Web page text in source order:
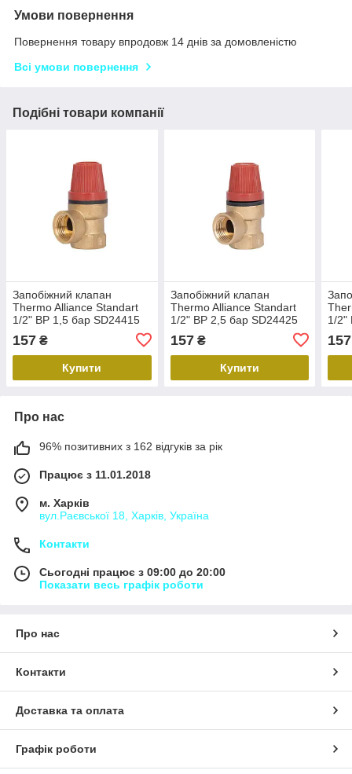
Умови повернення
Повернення товару впродовж 14 днів за домовленістю
Всі умови повернення
Подібні товари компанії
Запобіжний клапан
Thermo Alliance Standart
1/2" ВР 1,5 бар SD24415
157 ₴
Купити
Запобіжний клапан
Thermo Alliance Standart
1/2" ВР 2,5 бар SD24425
157₴
Купити
1/2"
157
Про нас
96% позитивних з 162 відгуків за рік
Працює з 11.01.2018
м. Харків
вул.Раєвської 18, Харків, Україна
Контакти
Сьогодні працює з 09:00 до 20:00
Показати весь графік роботи
Про нас
Контакти
Доставка та оплата
Графік роботи